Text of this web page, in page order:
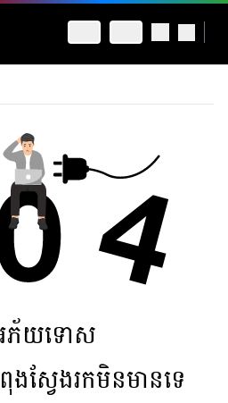
យទោស
ស្វែងរកមិនមានទេ